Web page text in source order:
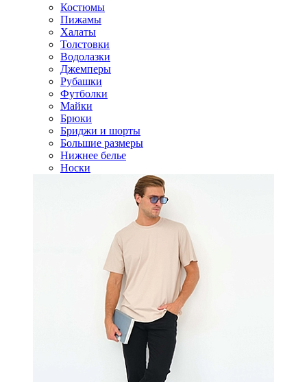
Костюмы
Пижамы
Халаты
Толстовки
Водолазки
Джемперы
Рубашки
Футболки
Майки
Брюки
Бриджи и шорты
Большие размеры
Нижнее белье
Носки